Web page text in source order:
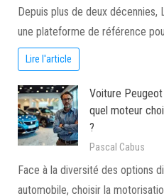
Depuis plus de deux décennies,
une plateforme de référence
Lire l'article
Voiture
quel moteur
?
Pascal Cabus
Face à la diversité des options
automobile, choisir la